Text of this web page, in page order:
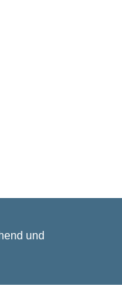
und